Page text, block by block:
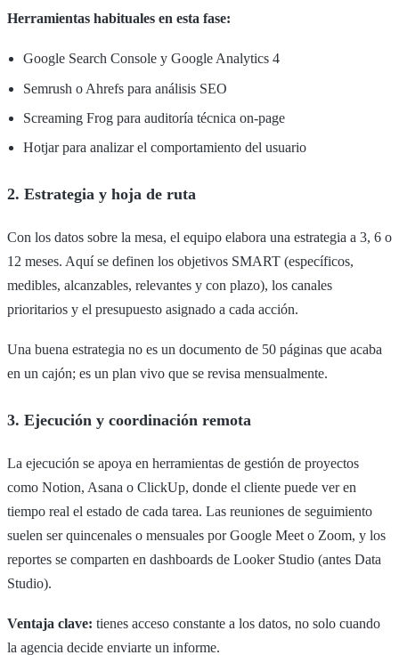
Herramientas habituales en esta fase:
Google Search Console y Google Analytics 4
Semrush o Ahrefs para análisis SEO
Screaming Frog para auditoría técnica on-page
Hotjar para analizar el comportamiento del usuario
2. Estrategia y hoja de ruta
Con los datos sobre la mesa, el equipo elabora una estrategia a 3, 6 o
12 meses. Aquí se definen los objetivos SMART (específicos,
medibles, alcanzables, relevantes y con plazo), los canales
prioritarios y el presupuesto asignado a cada acción.
Una buena estrategia no es un documento de 50 páginas que acaba
en un cajón; es un plan vivo que se revisa mensualmente.
3. Ejecución y coordinación remota
La ejecución se apoya en herramientas de gestión de proyectos
como Notion, Asana o ClickUp, donde el cliente puede ver en
tiempo real el estado de cada tarea. Las reuniones de seguimiento
suelen ser quincenales o mensuales por Google Meet o Zoom, y los
reportes se comparten en dashboards de Looker Studio (antes Data
Studio).
Ventaja clave: tienes acceso constante a los datos, no solo cuando
la agencia decide enviarte un informe.